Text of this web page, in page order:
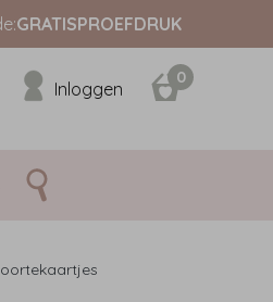
GRATISPROEFDRUK
Inloggen
0